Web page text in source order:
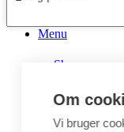
Menu
Shop
Om
Vi bruger